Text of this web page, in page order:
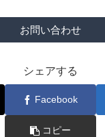
お問い合わせ
シェアする
Facebook
コピー